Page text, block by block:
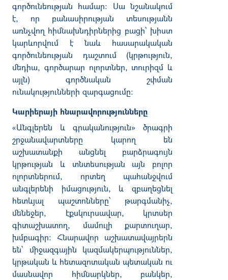
գործունեության համար: Սա նշանակում
է, որ բանասիրության տեսությանն
առնչվող հիմնախնդիրներից բացի՝ խիստ
կարևորվում է նաև հասարակական
գործունեության դաշտում (կրթություն,
մեդիա, գործարար ոլորտներ, տուրիզմ և
այլն) գործնական շփման
ունակությունների զարգացումը:
Կարիերայի հնարավորությունները
«Անգլերեն և գրականություն» ծրագրի
շրջանավարտները կարող են
աշխատանքի անցնել բարձրագույն
կրթության և տնտեսության այն բոլոր
ոլորտներում, որտեղ պահանջվում
անգլերենի իմացություն, և զբաղեցնել
հետևյալ պաշտոնները՝ թարգմանիչ,
մենեջեր, էքսկուրսավար, կրտսեր
գիտաշխատող, մամուլի քարտուղար,
խմբագիր: Հնարավոր աշխատավայրերն
են՝ միջազգային կազմակերպություններ,
կրթական և հետազոտական պետական ու
մասնավոր հիմնարկներ,
բանկեր,